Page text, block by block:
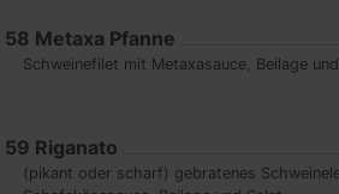
58 Metaxa Pfanne
Schweinefilet mit Metaxasauce, Beilage
59 Riganato
(pikant oder scharf) gebratenes